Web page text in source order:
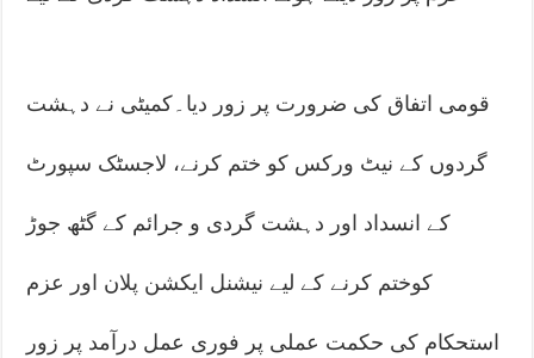
قومی اتفاق کی ضرورت پر زور دیا۔کمیٹی نے دہشت
گردوں کے نیٹ ورکس کو ختم کرنے، لاجسٹک سپورٹ
کے انسداد اور دہشت گردی و جرائم کے گٹھ جوڑ
کوختم کرنے کے لیے نیشنل ایکشن پلان اور عزم
استحکام کی حکمت عملی پر فوری عمل درآمد پر زور